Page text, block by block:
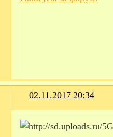
02.11.2017 20:34